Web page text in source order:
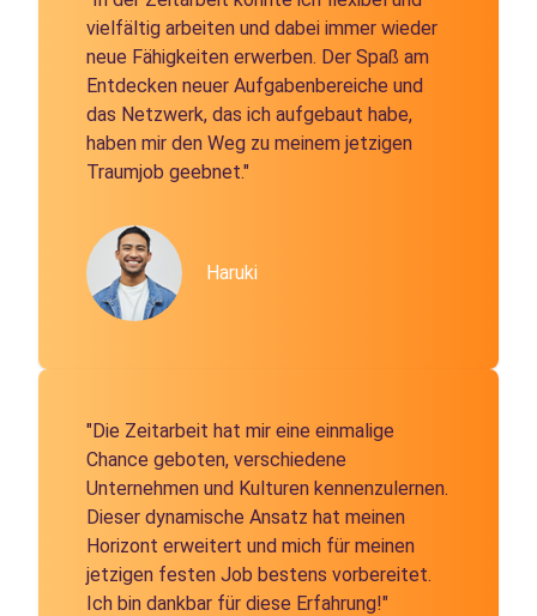
vielfältig arbeiten und dabei immer wieder
neue Fähigkeiten erwerben. Der Spaß am
Entdecken neuer Aufgabenbereiche und
das Netzwerk, das ich aufgebaut habe,
haben mir den Weg zu meinem jetzigen
Traumjob geebnet."
Haruki
"Die Zeitarbeit hat mir eine einmalige
Chance geboten, verschiedene
Unternehmen und Kulturen kennenzulernen.
Dieser dynamische Ansatz hat meinen
Horizont erweitert und mich für meinen
jetzigen festen Job bestens vorbereitet.
Ich bin dankbar für diese Erfahrung!"